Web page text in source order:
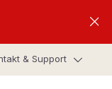
& Support